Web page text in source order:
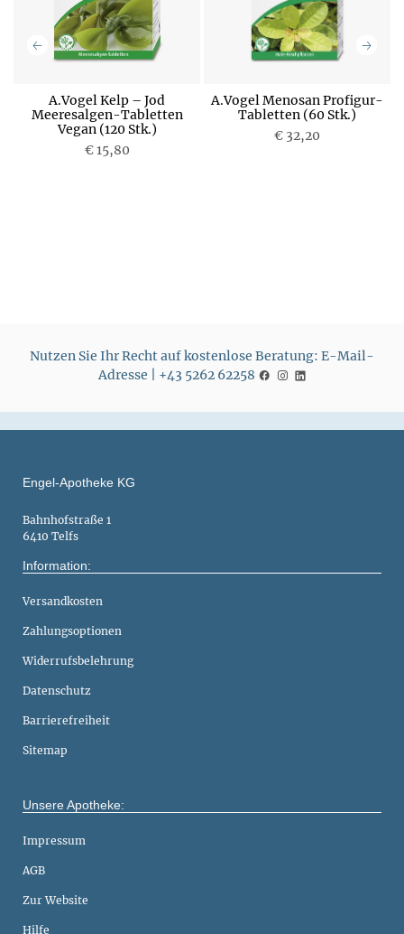
A.Vogel Kelp – Jod
Meeresalgen-Tabletten
Vegan (120 Stk.)
€ 15,80
A.Vogel Menosan Profigur-
Tabletten (60 Stk.)
€ 32,20
P
Nutzen Sie Ihr Recht auf kostenlose Beratung: E-Mail-
Adresse | +43 5262 62258
Engel-Apotheke KG
Bahnhofstraße 1
6410 Telfs
Information:
Versandkosten
Zahlungsoptionen
Widerrufsbelehrung
Datenschutz
Barrierefreiheit
Sitemap
Unsere Apotheke:
Impressum
AGB
Zur Website
Hilfe